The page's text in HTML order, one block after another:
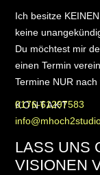
Ich besitze
keine
Du möchtest mir
einen Termin
Termine NUR
KONTAKT
0176-61297583
LASS UNS
VISIONEN